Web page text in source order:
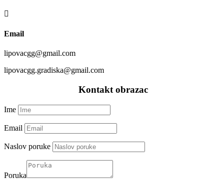

Email
lipovacgg@gmail.com
lipovacgg.gradiska@gmail.com
Kontakt obrazac
Ime
Email
Naslov poruke
Poruka